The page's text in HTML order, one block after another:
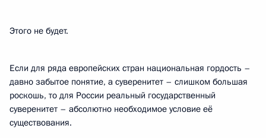
Этого не будет.
Если для ряда европейских стран национальная гордость –
давно забытое понятие, а суверенитет – слишком большая
роскошь, то для России реальный государственный
суверенитет – абсолютно необходимое условие её
существования.